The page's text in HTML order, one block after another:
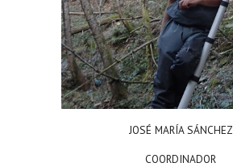
JOSÉ MARÍA SÁNCHEZ
COORDINADOR